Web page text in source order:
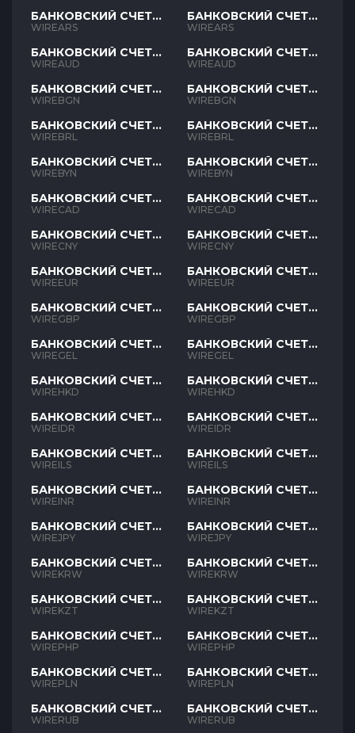
БАНКОВСКИЙ СЧЕТ
ARS
WIREARS
БАНКОВСКИЙ СЧЕТ
AUD
WIREAUD
БАНКОВСКИЙ СЧЕТ
BGN
WIREBGN
БАНКОВСКИЙ СЧЕТ
BRL
WIREBRL
БАНКОВСКИЙ СЧЕТ
BYN
WIREBYN
БАНКОВСКИЙ СЧЕТ
CAD
WIRECAD
БАНКОВСКИЙ СЧЕТ
CNY
WIRECNY
БАНКОВСКИЙ СЧЕТ
EUR
WIREEUR
БАНКОВСКИЙ СЧЕТ
GBP
WIREGBP
БАНКОВСКИЙ СЧЕТ
GEL
WIREGEL
БАНКОВСКИЙ СЧЕТ
HKD
WIREHKD
БАНКОВСКИЙ СЧЕТ
IDR
WIREIDR
БАНКОВСКИЙ СЧЕТ
ILS
WIREILS
БАНКОВСКИЙ СЧЕТ
INR
WIREINR
БАНКОВСКИЙ СЧЕТ
JPY
WIREJPY
БАНКОВСКИЙ СЧЕТ
KRW
WIREKRW
БАНКОВСКИЙ СЧЕТ
KZT
WIREKZT
БАНКОВСКИЙ СЧЕТ
PHP
WIREPHP
БАНКОВСКИЙ СЧЕТ
PLN
WIREPLN
БАНКОВСКИЙ СЧЕТ
RUB
WIRERUB
БАНКОВСКИЙ СЧЕТ
ARS
WIREARS
БАНКОВСКИЙ СЧЕТ
AUD
WIREAUD
БАНКОВСКИЙ СЧЕТ
BGN
WIREBGN
БАНКОВСКИЙ СЧЕТ
BRL
WIREBRL
БАНКОВСКИЙ СЧЕТ
BYN
WIREBYN
БАНКОВСКИЙ СЧЕТ
CAD
WIRECAD
БАНКОВСКИЙ СЧЕТ
CNY
WIRECNY
БАНКОВСКИЙ СЧЕТ
EUR
WIREEUR
БАНКОВСКИЙ СЧЕТ
GBP
WIREGBP
БАНКОВСКИЙ СЧЕТ
GEL
WIREGEL
БАНКОВСКИЙ СЧЕТ
HKD
WIREHKD
БАНКОВСКИЙ СЧЕТ
IDR
WIREIDR
БАНКОВСКИЙ СЧЕТ
ILS
WIREILS
БАНКОВСКИЙ СЧЕТ
INR
WIREINR
БАНКОВСКИЙ СЧЕТ
JPY
WIREJPY
БАНКОВСКИЙ СЧЕТ
KRW
WIREKRW
БАНКОВСКИЙ СЧЕТ
KZT
WIREKZT
БАНКОВСКИЙ СЧЕТ
PHP
WIREPHP
БАНКОВСКИЙ СЧЕТ
PLN
WIREPLN
БАНКОВСКИЙ СЧЕТ
RUB
WIRERUB